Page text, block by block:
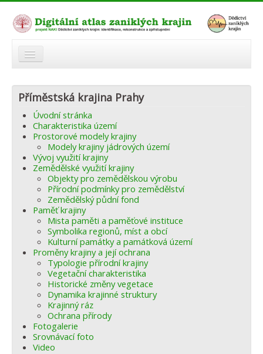
Modelová území
Zaniklé krajiny
Odkazy
Fórum
Autoři
Příměstská krajina Prahy
Úvodní stránka
Charakteristika území
Prostorové modely krajiny
Modely krajiny jádrových území
Vývoj využití krajiny
Zemědělské využití krajiny
Objekty pro zemědělskou výrobu
Přírodní podmínky pro zemědělství
Zemědělský půdní fond
Paměť krajiny
Mista paměti a paměťové instituce
Symbolika regionů, míst a obcí
Kulturní památky a památková území
Proměny krajiny a její ochrana
Typologie přírodní krajiny
Vegetační charakteristika
Historické změny vegetace
Dynamika krajinné struktury
Krajinný ráz
Ochrana přírody
Fotogalerie
Srovnávací foto
Video